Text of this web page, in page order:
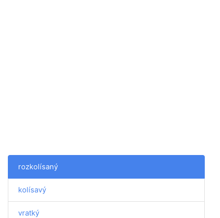
rozkolísaný
kolísavý
vratký